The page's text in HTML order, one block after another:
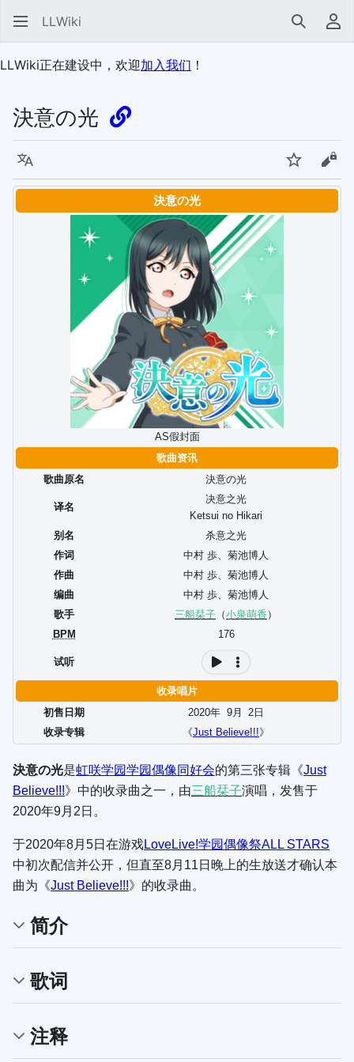
LLWiki 搜索 用
LLWiki正在建设中，欢迎加入我们 ！
決意の光
语言 监视 查
決意の光
AS假封面
歌曲资讯
歌曲原名
決意の光
译名
决意之光
Ketsui no Hikari
别名
杀意之光
作词
中村 歩、 菊池博人
作曲
中村 歩、 菊池博人
编曲
中村 歩、 菊池博人
歌手
三船栞子 （小泉萌香 ）
BPM
176
试听
收录唱片
初售日期
2020年 9月 2 日
收录专辑
《Just Believe!!!》
決意の光是虹咲学园学园偶像同好会的第三张专辑《Just
Believe!!!》中的收录曲之一，由三船栞子演唱，发售于
2020年9月2日。
于2020年8月5日在游戏LoveLive!学园偶像祭ALL STARS
中初次配信并公开，但直至8月11日晚上的生放送才确认本
曲为《Just Believe!!!》的收录曲。
简介
歌词
注释